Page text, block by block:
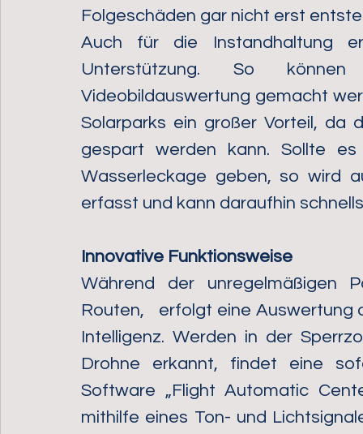
Folgeschäden gar nicht erst
Auch für die Instandhaltung
Unterstützung. So
Videobildauswertung gemacht
Solarparks ein großer Vorteil, da
gespart werden kann. Sollte
Wasserleckage geben, so wird
erfasst und kann daraufhin
Innovative Funktionsweise
Während der unregelmäßigen
Routen,   erfolgt eine Auswertung
Intelligenz. Werden in der
Drohne erkannt, findet eine
Software „Flight Automatic
mithilfe eines Ton- und